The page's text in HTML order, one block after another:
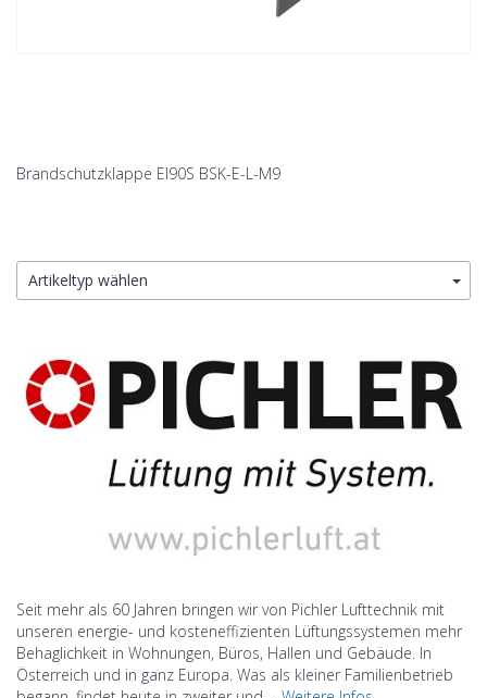
Brandschutzklappe EI90S BSK-E-L-M9
Artikeltyp wählen
Seit mehr als 60 Jahren bringen wir von Pichler Lufttechnik mit
unseren energie- und kosteneffizienten Lüftungssystemen mehr
Behaglichkeit in Wohnungen, Büros, Hallen und Gebäude. In
Österreich und in ganz Europa. Was als kleiner Familienbetrieb